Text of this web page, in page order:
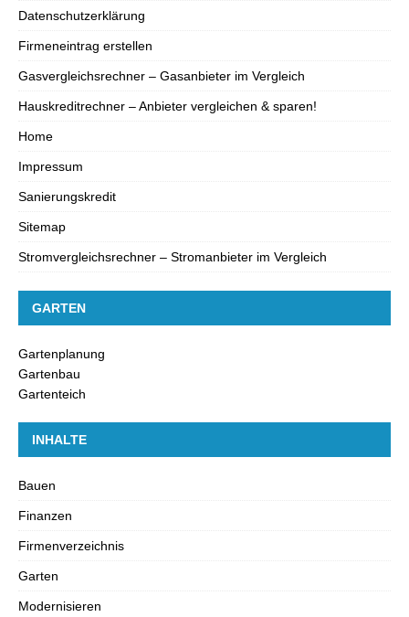
Datenschutzerklärung
Firmeneintrag erstellen
Gasvergleichsrechner – Gasanbieter im Vergleich
Hauskreditrechner – Anbieter vergleichen & sparen!
Home
Impressum
Sanierungskredit
Sitemap
Stromvergleichsrechner – Stromanbieter im Vergleich
GARTEN
Gartenplanung
Gartenbau
Gartenteich
INHALTE
Bauen
Finanzen
Firmenverzeichnis
Garten
Modernisieren